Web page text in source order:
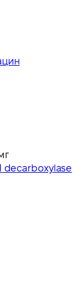
decarboxylase